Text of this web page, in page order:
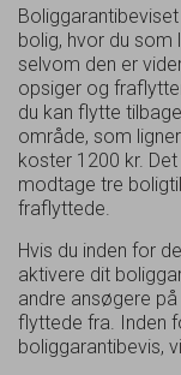
bolig, hvor du
selvom den er
opsiger og
du kan flytte
område, som
koster 1200 kr.
modtage tre
fraflyttede.
Hvis du inden for
aktivere dit
andre ansøgere
flyttede fra. Inden
boliggarantibevis,